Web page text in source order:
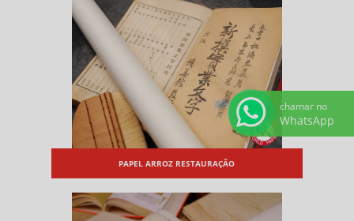
PAPEL ARROZ RESTAURAÇÃO
chamar no
WhatsApp